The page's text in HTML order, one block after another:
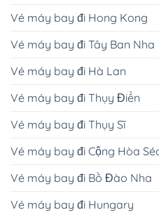
Vé máy bay đi Hong Kong
Vé máy bay đi Tây Ban Nha
Vé máy bay đi Hà Lan
Vé máy bay đi Thụy Điển
Vé máy bay đi Thụy Sĩ
Vé máy bay đi Cộng Hòa
Vé máy bay đi Bồ Đào Nha
Vé máy bay đi Hungary